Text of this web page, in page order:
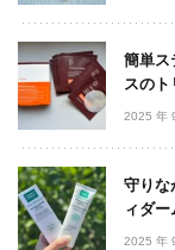
簡単ス
スのト
2025 年
守りな
ィダ
2025 年